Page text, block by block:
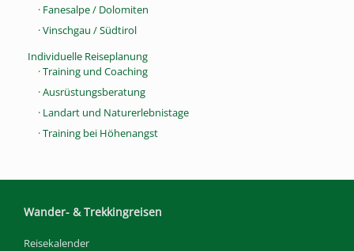
· Fanesalpe / Dolomiten
· Vinschgau / Südtirol
Individuelle Reiseplanung
· Training und Coaching
· Ausrüstungsberatung
· Landart und Naturerlebnistage
· Training bei Höhenangst
Wander- & Trekkingreisen
Reisekalender